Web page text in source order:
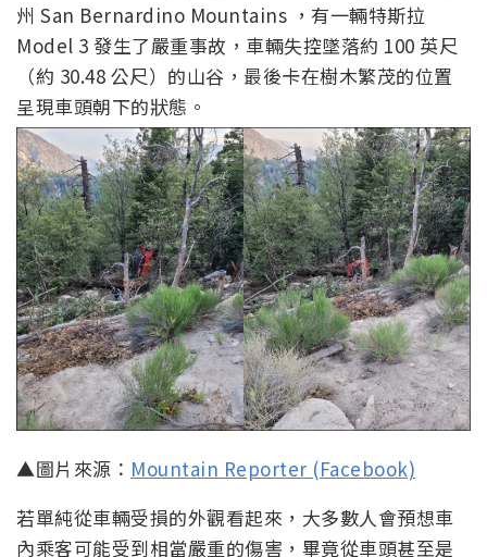
州 San Bernardino Mountains ，有一輛特斯拉
Model 3 發生了嚴重事故，車輛失控墜落約 100 英尺
（約 30.48 公尺）的山谷，最後卡在樹木繁茂的位置
呈現車頭朝下的狀態。
▲圖片來源： Mountain Reporter (Facebook)
若單純從車輛受損的外觀看起來，大多數人會預想車
內乘客可能受到相當嚴重的傷害，畢竟從車頭甚至是